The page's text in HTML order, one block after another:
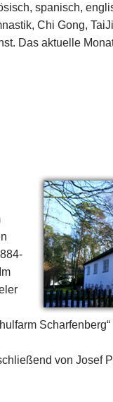
spanisch,
Chi Gong,
Das aktuelle
von Josef